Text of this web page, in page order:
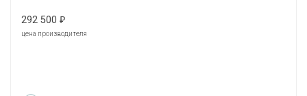
292 500 ₽
цена производителя